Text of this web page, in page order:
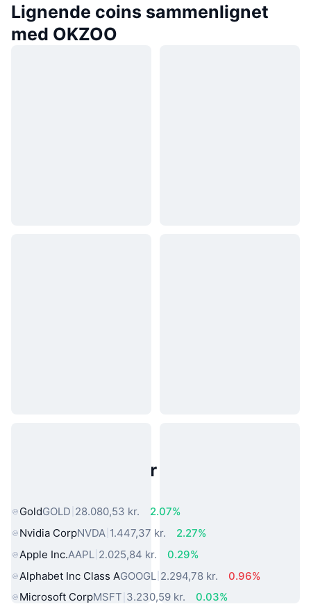
Lignende coins sammenlignet
med OKZOO
Populære aktiver fra den virkelige
GoldGOLD 28.080,53 kr.
2.07%
Nvidia CorpNVDA 1.447,37 kr.
2.27%
Apple Inc.AAPL 2.025,84 kr.
0.29%
Alphabet Inc Class AGOOGL 2.294,78 kr.
0.96%
Microsoft CorpMSFT 3.230,59 kr. 0.03%